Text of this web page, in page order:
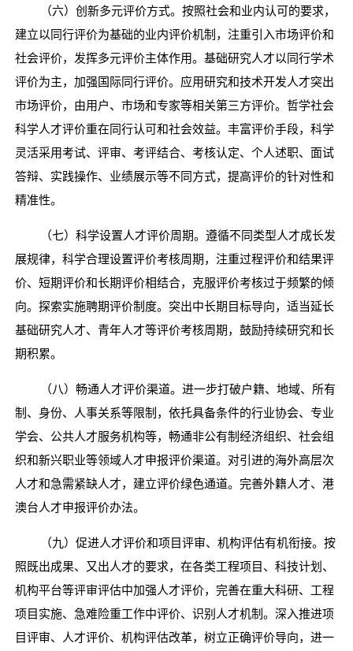
（六）创新多元评价方式。按照社会和业内认可的要求，
建立以同行评价为基础的业内评价机制，注重引入市场评价和
社会评价，发挥多元评价主体作用。基础研究人才以同行学术
评价为主，加强国际同行评价。应用研究和技术开发人才突出
市场评价，由用户、市场和专家等相关第三方评价。哲学社会
科学人才评价重在同行认可和社会效益。丰富评价手段，科学
灵活采用考试、评审、考评结合、考核认定、个人述职、面试
答辩、实践操作、业绩展示等不同方式，提高评价的针对性和
精准性。
（七）科学设置人才评价周期。遵循不同类型人才成长发
展规律，科学合理设置评价考核周期，注重过程评价和结果评
价、短期评价和长期评价相结合，克服评价考核过于频繁的倾
向。探索实施聘期评价制度。突出中长期目标导向，适当延长
基础研究人才、青年人才等评价考核周期，鼓励持续研究和长
期积累。
（八）畅通人才评价渠道。进一步打破户籍、地域、所有
制、身份、人事关系等限制，依托具备条件的行业协会、专业
学会、公共人才服务机构等，畅通非公有制经济组织、社会组
织和新兴职业等领域人才申报评价渠道。对引进的海外高层次
人才和急需紧缺人才，建立评价绿色通道。完善外籍人才、港
澳台人才申报评价办法。
（九）促进人才评价和项目评审、机构评估有机衔接。按
照既出成果、又出人才的要求，在各类工程项目、科技计划、
机构平台等评审评估中加强人才评价，完善在重大科研、工程
项目实施、急难险重工作中评价、识别人才机制。深入推进项
目评审、人才评价、机构评估改革，树立正确评价导向，进一